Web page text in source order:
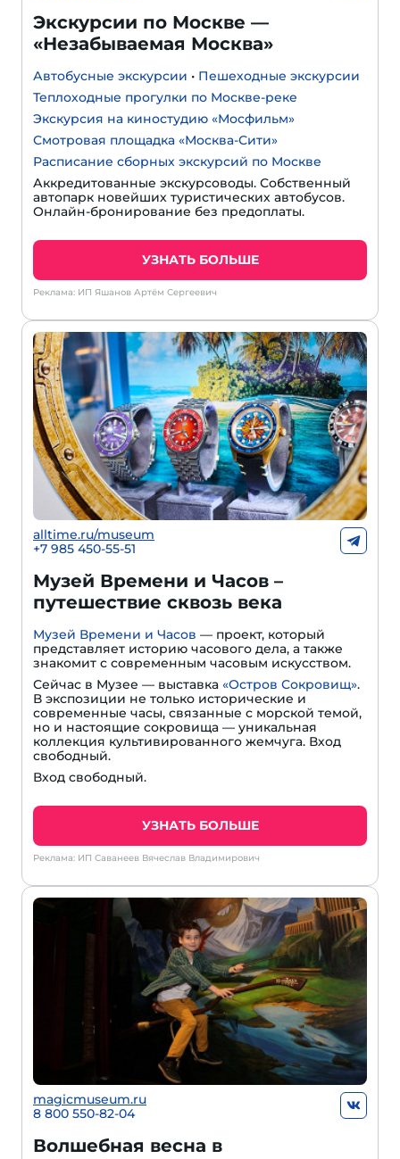
Экскурсии по Москве —
«Незабываемая Москва»
Автобусные экскурсии • Пешеходные экскурсии
Теплоходные прогулки по Москве-реке
Экскурсия на киностудию «Мосфильм»
Смотровая площадка «Москва-Сити»
Расписание сборных экскурсий по Москве
Аккредитованные экскурсоводы. Собственный
автопарк новейших туристических автобусов.
Онлайн-бронирование без предоплаты.
УЗНАТЬ БОЛЬШЕ
Реклама: ИП Яшанов Артём Сергеевич
alltime.ru/museum
+7 985 450-55-51
Музей Времени и Часов –
путешествие сквозь века
Музей Времени и Часов — проект, который
представляет историю часового дела, а также
знакомит с современным часовым искусством.
Сейчас в Музее — выставка «Остров Сокровищ».
В экспозиции не только исторические и
современные часы, связанные с морской темой,
но и настоящие сокровища — уникальная
коллекция культивированного жемчуга. Вход
свободный.
Вход свободный.
УЗНАТЬ БОЛЬШЕ
Реклама: ИП Саванеев Вячеслав Владимирович
magicmuseum.ru
8 800 550-82-04
Волшебная весна в